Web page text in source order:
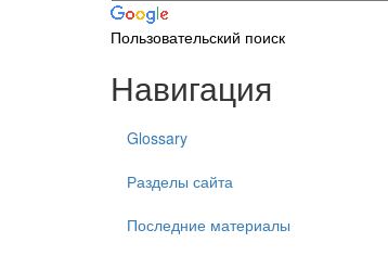
Пользовательский поиск
Навигация
Glossary
Разделы сайта
Последние материалы